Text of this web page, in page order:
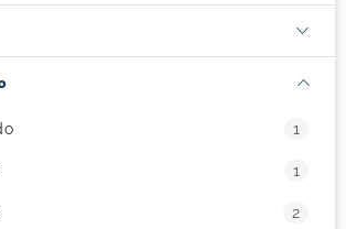
Čeština
Servis
1
1
2